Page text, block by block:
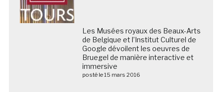
Les Musées royaux des Beaux-Arts
de Belgique et l’Institut Culturel de
Google dévoilent les oeuvres de
Bruegel de manière interactive et
immersive
posté le 15 mars 2016